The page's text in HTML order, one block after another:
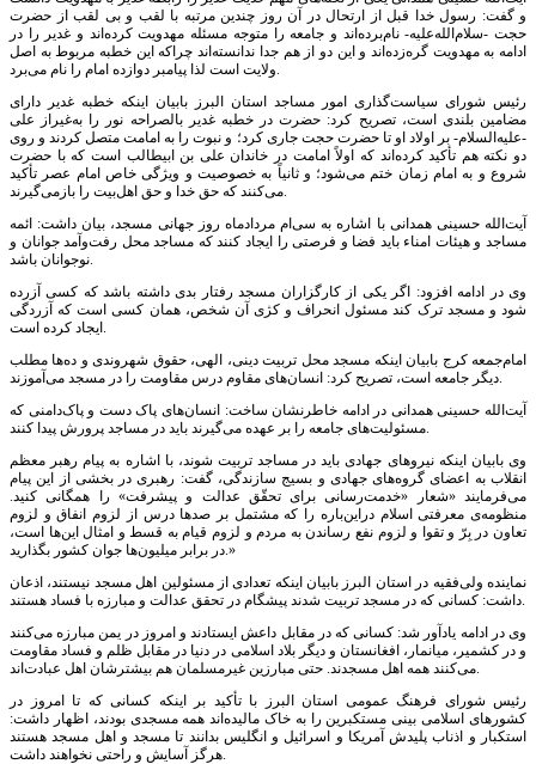
و گفت: رسول خدا قبل از ارتحال در آن روز چندین مرتبه با لقب و بی لقب از حضرت
حجت -سلام‌الله‌علیه- نام‌برده‌اند و جامعه را متوجه مسئله مهدویت کرده‌اند و غدیر را در
ادامه به مهدویت گره‌زده‌اند و این دو از هم جدا ندانسته‌اند چراکه این خطبه مربوط به اصل
ولایت است لذا پیامبر دوازده امام را نام می‌برد.
رئیس شورای سیاست‌گذاری امور مساجد استان البرز بابیان اینکه خطبه غدیر دارای
مضامین بلندی است، تصریح کرد: حضرت در خطبه غدیر بالصراحه نور را به‌غیراز علی
-علیه‌السلام- بر اولاد او تا حضرت حجت جاری کرد؛ و نبوت را به امامت متصل کردند و روی
دو نکته هم تأکید کرده‌اند که اولاً امامت در خاندان علی بن ابیطالب است که با حضرت
شروع و به امام زمان ختم می‌شود؛ و ثانیاً به خصوصیت و ویژگی خاص امام عصر تأکید
می‌کنند که حق خدا و حق اهل‌بیت را بازمی‌گیرند.
آیت‌الله حسینی همدانی با اشاره به سی‌ام مردادماه روز جهانی مسجد، بیان داشت: ائمه
مساجد و هیئات امناء باید فضا و فرصتی را ایجاد کنند که مساجد محل رفت‌وآمد جوانان و
نوجوانان باشد.
وی در ادامه افزود: اگر یکی از کارگزاران مسجد رفتار بدی داشته باشد که کسی آزرده
شود و مسجد ترک کند مسئول انحراف و کژی آن شخص، همان کسی است که آزردگی
ایجاد کرده است.
امام‌جمعه کرج بابیان اینکه مسجد محل تربیت دینی، الهی، حقوق شهروندی و ده‌ها مطلب
دیگر جامعه است، تصریح کرد: انسان‌های مقاوم درس مقاومت را در مسجد می‌آموزند.
آیت‌الله حسینی همدانی در ادامه خاطرنشان ساخت: انسان‌های پاک دست و پاک‌دامنی که
مسئولیت‌های جامعه را بر عهده می‌گیرند باید در مساجد پرورش پیدا کنند.
وی بابیان اینکه نیروهای جهادی باید در مساجد تربیت شوند، با اشاره به پیام رهبر معظم
انقلاب به اعضای گروه‌های جهادی و بسیج سازندگی، گفت: رهبری در بخشی از این پیام
می‌فرمایند «شعار «خدمت‌رسانی برای تحقّق عدالت و پیشرفت» را همگانی کنید.
منظومه‌ی معرفتی اسلام دراین‌باره را که مشتمل بر صدها درس از لزوم انفاق و لزوم
تعاون در بِرّ و تقوا و لزوم نفع رساندن به مردم و لزوم قیام به قسط و امثال این‌ها است،
در برابر میلیون‌ها جوان کشور بگذارید.»
نماینده ولی‌فقیه در استان البرز بابیان اینکه تعدادی از مسئولین اهل مسجد نیستند، اذعان
داشت: کسانی که در مسجد تربیت شدند پیشگام در تحقق عدالت و مبارزه با فساد هستند.
وی در ادامه یادآور شد: کسانی که در مقابل داعش ایستادند و امروز در یمن مبارزه می‌کنند
و در کشمیر، میانمار، افغانستان و دیگر بلاد اسلامی در دنیا در مقابل ظلم و فساد مقاومت
می‌کنند همه اهل مسجدند. حتی مبارزین غیرمسلمان هم بیشترشان اهل عبادت‌اند.
رئیس شورای فرهنگ عمومی استان البرز با تأکید بر اینکه کسانی که تا امروز در
کشورهای اسلامی بینی مستکبرین را به خاک مالیده‌اند همه مسجدی بودند، اظهار داشت:
استکبار و اذناب پلیدش آمریکا و اسرائیل و انگلیس بدانند تا مسجد و اهل مسجد هستند
هرگز آسایش و راحتی نخواهند داشت.